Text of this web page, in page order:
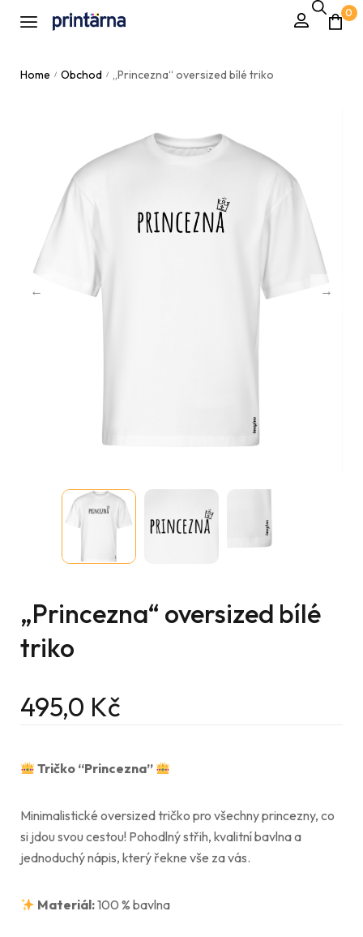
0
Home / Obchod / „Princezna“ oversized bílé triko
„Princezna“ oversized bílé
triko
495,0 Kč
Tričko “Princezna”
Minimalistické oversized tričko pro všechny princezny, co
si jdou svou cestou! Pohodlný střih, kvalitní bavlna a
jednoduchý nápis, který řekne vše za vás.
Materiál:100 % bavlna